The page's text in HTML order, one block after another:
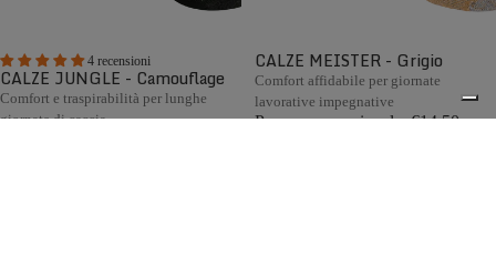
4 recensioni
CALZE JUNGLE - Camouflage
Comfort e traspirabilità per lunghe
giornate di caccia
CALZE MEISTER - Grigio
Comfort affidabile per giornate
lavorative impegnative
Prezzo promozionale €14,50